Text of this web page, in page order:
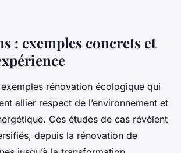
: exemples concrets et
rénovation écologique qui
allier respect de l’environnement et
Ces études de cas révèlent
depuis la rénovation de